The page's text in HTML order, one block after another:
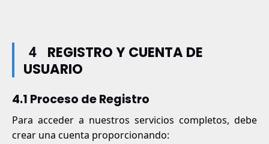
4
REGISTRO Y CUENTA DE
USUARIO
4.1 Proceso de Registro
Para acceder a nuestros servicios completos, debe
crear una cuenta proporcionando: